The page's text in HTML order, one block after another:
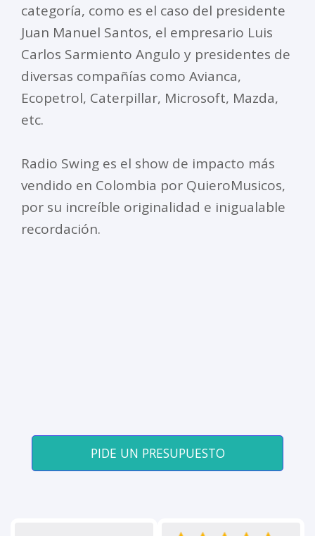
categoría, como es el caso del presidente
Juan Manuel Santos, el empresario Luis
Carlos Sarmiento Angulo y presidentes de
diversas compañías como Avianca,
Ecopetrol, Caterpillar, Microsoft, Mazda,
etc.
Radio Swing es el show de impacto más
vendido en Colombia por QuieroMusicos,
por su increíble originalidad e inigualable
recordación.
PIDE UN PRESUPUESTO